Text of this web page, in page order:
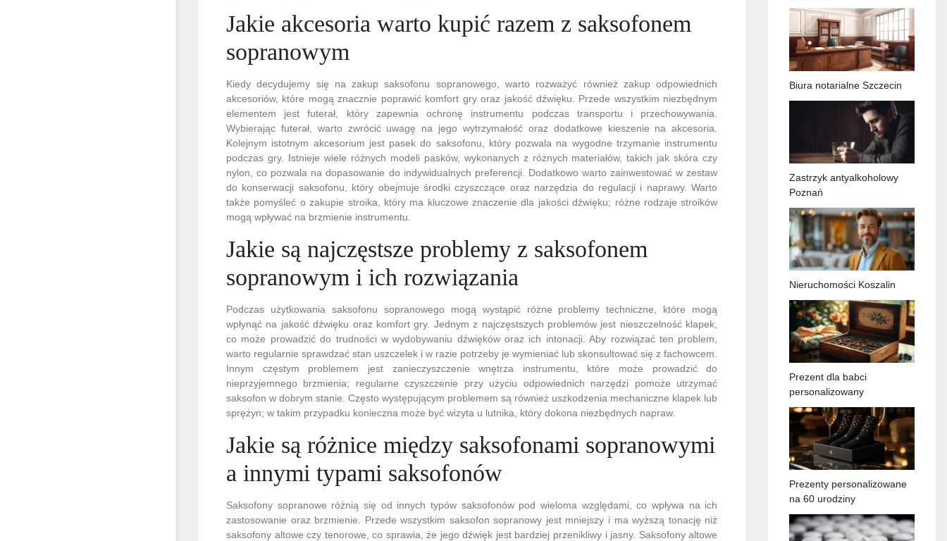
Jakie akcesoria warto kupić razem z saksofonem
sopranowym
Kiedy decydujemy się na zakup saksofonu sopranowego, warto rozważyć również zakup odpowiednich
akcesoriów, które mogą znacznie poprawić komfort gry oraz jakość dźwięku. Przede wszystkim niezbędnym
elementem jest futerał, który zapewnia ochronę instrumentu podczas transportu i przechowywania.
Wybierając futerał, warto zwrócić uwagę na jego wytrzymałość oraz dodatkowe kieszenie na akcesoria.
Kolejnym istotnym akcesorium jest pasek do saksofonu, który pozwala na wygodne trzymanie instrumentu
podczas gry. Istnieje wiele różnych modeli pasków, wykonanych z różnych materiałów, takich jak skóra czy
nylon, co pozwala na dopasowanie do indywidualnych preferencji. Dodatkowo warto zainwestować w zestaw
do konserwacji saksofonu, który obejmuje środki czyszczące oraz narzędzia do regulacji i naprawy. Warto
także pomyśleć o zakupie stroika, który ma kluczowe znaczenie dla jakości dźwięku; różne rodzaje stroików
mogą wpływać na brzmienie instrumentu.
Jakie są najczęstsze problemy z saksofonem
sopranowym i ich rozwiązania
Podczas użytkowania saksofonu sopranowego mogą wystąpić różne problemy techniczne, które mogą
wpłynąć na jakość dźwięku oraz komfort gry. Jednym z najczęstszych problemów jest nieszczelność klapek,
co może prowadzić do trudności w wydobywaniu dźwięków oraz ich intonacji. Aby rozwiązać ten problem,
warto regularnie sprawdzać stan uszczelek i w razie potrzeby je wymieniać lub skonsultować się z fachowcem.
Innym częstym problemem jest zanieczyszczenie wnętrza instrumentu, które może prowadzić do
nieprzyjemnego brzmienia; regularne czyszczenie przy użyciu odpowiednich narzędzi pomoże utrzymać
saksofon w dobrym stanie. Często występującym problemem są również uszkodzenia mechaniczne klapek lub
sprężyn; w takim przypadku konieczna może być wizyta u lutnika, który dokona niezbędnych napraw.
Jakie są różnice między saksofonami sopranowymi
a innymi typami saksofonów
Saksofony sopranowe różnią się od innych typów saksofonów pod wieloma względami, co wpływa na ich
zastosowanie oraz brzmienie. Przede wszystkim saksofon sopranowy jest mniejszy i ma wyższą tonację niż
saksofony altowe czy tenorowe, co sprawia, że jego dźwięk jest bardziej przenikliwy i jasny. Saksofony altowe
Biura notarialne Szczecin
Zastrzyk antyalkoholowy
Poznań
Nieruchomości Koszalin
Prezent dla babci
personalizowany
Prezenty personalizowane
na 60 urodziny